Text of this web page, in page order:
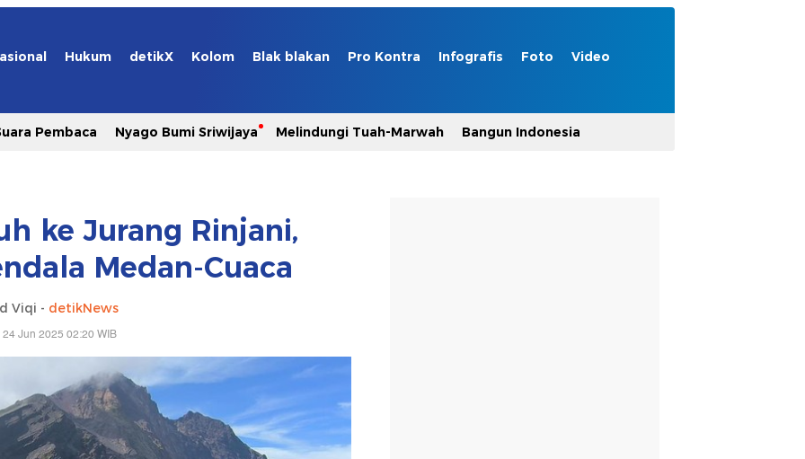
Hukum detikX Kolom Blak blakan Pro Kontra Infografis Foto Video
Pembaca Nyago Bumi Sriwijaya Melindungi Tuah-Marwah Bangun Indonesia
ke Jurang Rinjani,
Medan-Cuaca
Viqi - detikNews
Jun 2025 02:20 WIB